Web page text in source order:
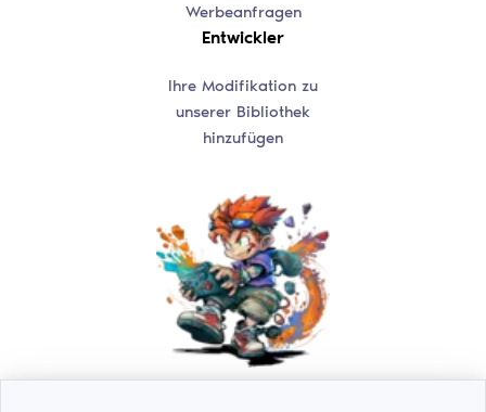
Werbeanfragen
Entwickler
Ihre Modifikation zu
unserer Bibliothek
hinzufügen